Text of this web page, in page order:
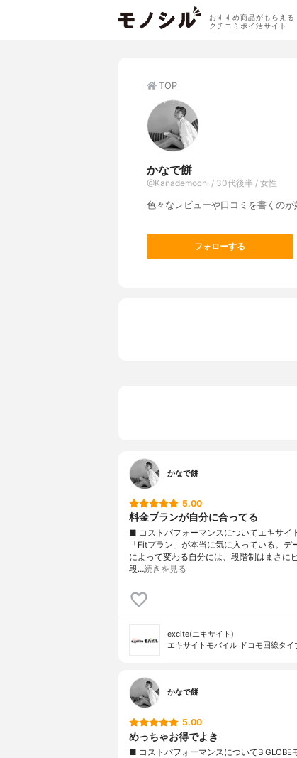
おすすめ商品がもらえる
クチコミポイ活サイト
TOP
かなで餅
@Kanademochi / 30代後半 / 女性
色々なレビューや口コミを書くのが
フォローする
かなで餅
5.00
料金プランが自分に合ってる
■ コストパフォーマンスについてエキサイ
「Fitプラン」が本当に気に入っている。デ
によって変わる自分には、段階制はまさに
段…続きを見る
excite(エキサイト)
エキサイトモバイル ドコモ回線タイ
かなで餅
5.00
めっちゃお得でよき
■ コストパフォーマンスについてBIGLOBE